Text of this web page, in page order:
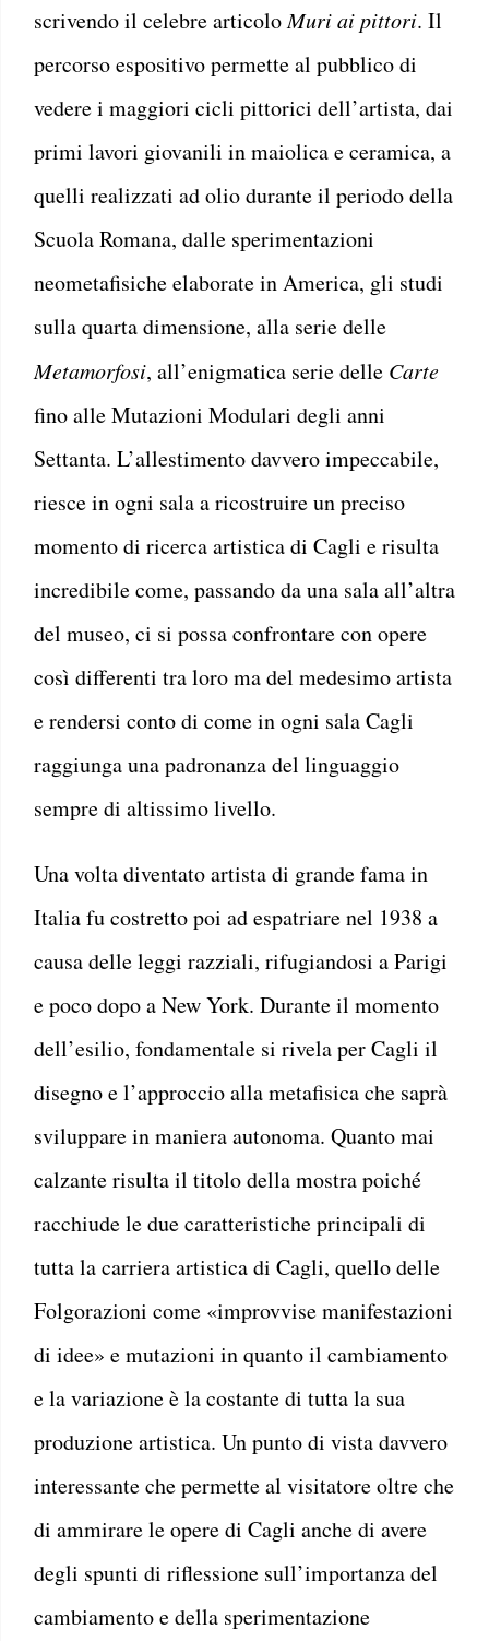
scrivendo il celebre articoloMuri ai pittori. Il
percorso espositivo permette al pubblico di
vedere i maggiori cicli pittorici dell’artista, dai
primi lavori giovanili in maiolica e ceramica, a
quelli realizzati ad olio durante il periodo della
Scuola Romana, dalle sperimentazioni
neometafisiche elaborate in America, gli studi
sulla quarta dimensione, alla serie delle
Metamorfosi, all’enigmatica serie delle Carte
fino alle Mutazioni Modulari degli anni
Settanta. L’allestimento davvero impeccabile,
riesce in ogni sala a ricostruire un preciso
momento di ricerca artistica di Cagli e risulta
incredibile come, passando da una sala all’altra
del museo, ci si possa confrontare con opere
così differenti tra loro ma del medesimo artista
e rendersi conto di come in ogni sala Cagli
raggiunga una padronanza del linguaggio
sempre di altissimo livello.
Una volta diventato artista di grande fama in
Italia fu costretto poi ad espatriare nel 1938 a
causa delle leggi razziali, rifugiandosi a Parigi
e poco dopo a New York. Durante il momento
dell’esilio, fondamentale si rivela per Cagli il
disegno e l’approccio alla metafisica che saprà
sviluppare in maniera autonoma. Quanto mai
calzante risulta il titolo della mostra poiché
racchiude le due caratteristiche principali di
tutta la carriera artistica di Cagli, quello delle
Folgorazioni come «improvvise manifestazioni
di idee» e mutazioni in quanto il cambiamento
e la variazione è la costante di tutta la sua
produzione artistica. Un punto di vista davvero
interessante che permette al visitatore oltre che
di ammirare le opere di Cagli anche di avere
degli spunti di riflessione sull’importanza del
cambiamento e della sperimentazione